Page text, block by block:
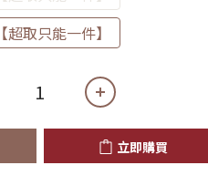
取只能一件】
立即購買